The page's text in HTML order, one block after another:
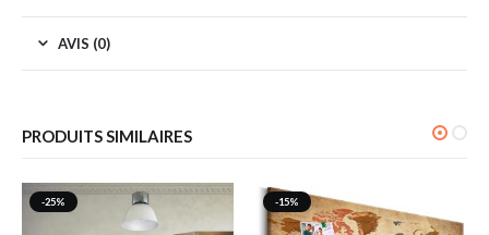
AVIS (0)
PRODUITS SIMILAIRES
-25% -15%